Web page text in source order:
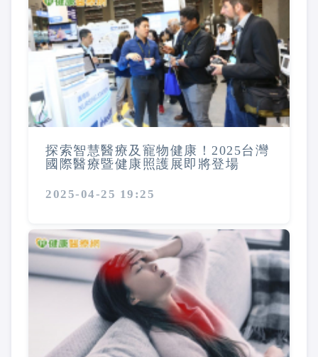
探索智慧醫療及寵物健康！2025台灣
國際醫療暨健康照護展即將登場
2025-04-25 19:25